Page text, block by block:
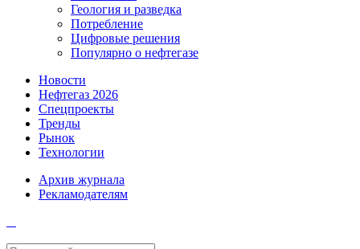
Геология и разведка
Потребление
Цифровые решения
Популярно о нефтегазе
Новости
Нефтегаз 2026
Спецпроекты
Тренды
Рынок
Технологии
Архив журнала
Рекламодателям